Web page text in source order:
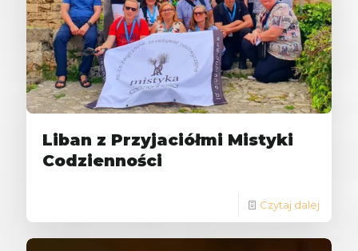
Liban z Przyjaciółmi Mistyki
Codzienności
Czytaj dalej